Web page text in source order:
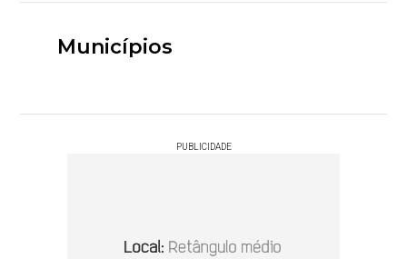
Municípios
PUBLICIDADE